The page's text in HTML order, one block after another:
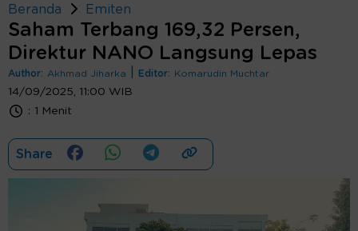
Beranda Emiten
Saham Terbang 169,32 Persen,
Direktur NANO Langsung Lepas
Author: Akhmad Jiharka Editor: Komarudin Muchtar
14/09/2025, 11:00 WIB
: 1 Menit
Share